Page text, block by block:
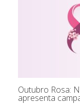
Outubro Rosa:
apresenta